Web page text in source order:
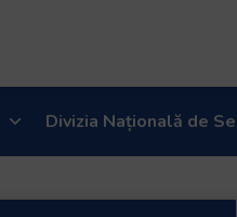
Divizia Națională de